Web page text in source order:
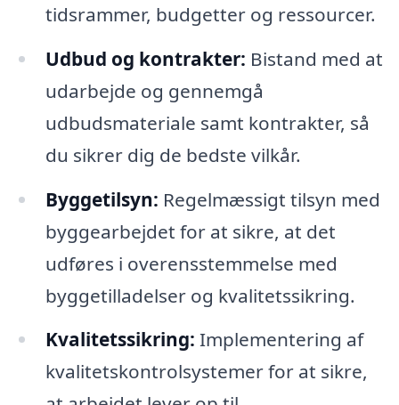
tidsrammer, budgetter og ressourcer.
Udbud og kontrakter: Bistand med at
udarbejde og gennemgå
udbudsmateriale samt kontrakter, så
du sikrer dig de bedste vilkår.
Byggetilsyn: Regelmæssigt tilsyn med
byggearbejdet for at sikre, at det
udføres i overensstemmelse med
byggetilladelser og kvalitetssikring.
Kvalitetssikring: Implementering af
kvalitetskontrolsystemer for at sikre,